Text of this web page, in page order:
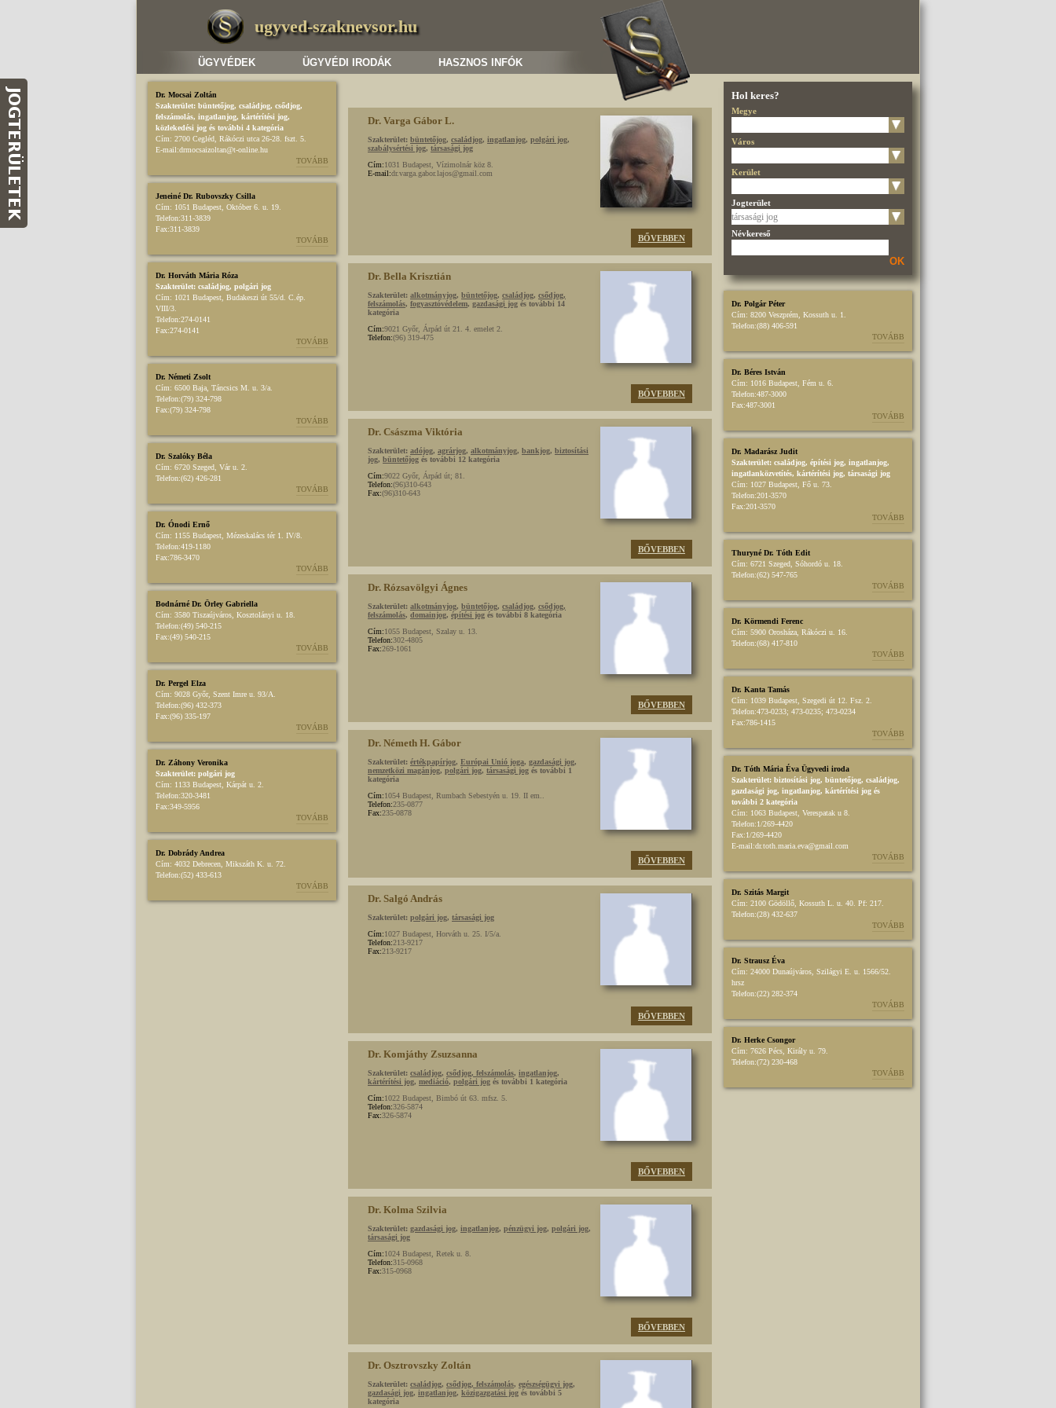
ugyved-szaknevsor.hu
ÜGYVÉDEK ÜGYVÉDI IRODÁK HASZNOS INFÓK
Dr. Mocsai Zoltán
Szakterület: büntetőjog, családjog, csődjog,
felszámolás, ingatlanjog, kártérítési jog,
közlekedési jog és további 4 kategória
Cím: 2700 Cegléd, Rákóczi utca 26-28. fszt. 5.
E-mail:drmocsaizoltan@t-online.hu
TOVÁBB
Jeneiné Dr. Rubovszky Csilla
Cím: 1051 Budapest, Október 6. u. 19.
Telefon:311-3839
Fax:311-3839
TOVÁBB
Dr. Horváth Mária Róza
Szakterület: családjog, polgári jog
Cím: 1021 Budapest, Budakeszi út 55/d. C.ép.
VIII/3.
Telefon:274-0141
Fax:274-0141
TOVÁBB
Dr. Németi Zsolt
Cím: 6500 Baja, Táncsics M. u. 3/a.
Telefon:(79) 324-798
Fax:(79) 324-798
TOVÁBB
Dr. Szalóky Béla
Cím: 6720 Szeged, Vár u. 2.
Telefon:(62) 426-281
TOVÁBB
Dr. Ónodi Ernő
Cím: 1155 Budapest, Mézeskalács tér 1. IV/8.
Telefon:419-1180
Fax:786-3470
TOVÁBB
Bodnárné Dr. Örley Gabriella
Cím: 3580 Tiszaújváros, Kosztolányi u. 18.
Telefon:(49) 540-215
Fax:(49) 540-215
TOVÁBB
Dr. Pergel Elza
Cím: 9028 Győr, Szent Imre u. 93/A.
Telefon:(96) 432-373
Fax:(96) 335-197
TOVÁBB
Dr. Záhony Veronika
Szakterület: polgári jog
Cím: 1133 Budapest, Kárpát u. 2.
Telefon:320-3481
Fax:349-5956
TOVÁBB
Dr. Dobrády Andrea
Cím: 4032 Debrecen, Mikszáth K. u. 72.
Telefon:(52) 433-613
TOVÁBB
Dr. Varga Gábor L.
Szakterület: büntetőjog, családjog, ingatlanjog, polgári jog,
szabálysértési jog, társasági jog
Cím:1031 Budapest, Vízimolnár köz 8.
E-mail:dr.varga.gabor.lajos@gmail.com
BŐVEBBEN
Dr. Bella Krisztián
Szakterület: alkotmányjog, büntetőjog, családjog, csődjog,
felszámolás, fogyasztóvédelem, gazdasági jog és további 14
kategória
Cím:9021 Győr, Árpád út 21. 4. emelet 2.
Telefon:(96) 319-475
BŐVEBBEN
Dr. Császma Viktória
Szakterület: adójog, agrárjog, alkotmányjog, bankjog, biztosítási
jog, büntetőjog és további 12 kategória
Cím:9022 Győr, Árpád út; 81.
Telefon:(96)310-643
Fax:(96)310-643
BŐVEBBEN
Dr. Rózsavölgyi Ágnes
Szakterület: alkotmányjog, büntetőjog, családjog, csődjog,
felszámolás, domainjog, építési jog és további 8 kategória
Cím:1055 Budapest, Szalay u. 13.
Telefon:302-4805
Fax:269-1061
BŐVEBBEN
Dr. Németh H. Gábor
Szakterület: értékpapírjog, Európai Unió joga, gazdasági jog,
nemzetközi magánjog, polgári jog, társasági jog és további 1
kategória
Cím:1054 Budapest, Rumbach Sebestyén u. 19. II em..
Telefon:235-0877
Fax:235-0878
BŐVEBBEN
Dr. Salgó András
Szakterület: polgári jog, társasági jog
Cím:1027 Budapest, Horváth u. 25. I/5/a.
Telefon:213-9217
Fax:213-9217
BŐVEBBEN
Dr. Komjáthy Zsuzsanna
Szakterület: családjog, csődjog, felszámolás, ingatlanjog,
kártérítési jog, mediáció, polgári jog és további 1 kategória
Cím:1022 Budapest, Bimbó út 63. mfsz. 5.
Telefon:326-5874
Fax:326-5874
BŐVEBBEN
Dr. Kolma Szilvia
Szakterület: gazdasági jog, ingatlanjog, pénzügyi jog, polgári jog,
társasági jog
Cím:1024 Budapest, Retek u. 8.
Telefon:315-0968
Fax:315-0968
BŐVEBBEN
Dr. Osztrovszky Zoltán
Szakterület: családjog, csődjog, felszámolás, egészségügyi jog,
gazdasági jog, ingatlanjog, közigazgatási jog és további 5
kategória
Hol keres?
Megye
Város
Kerület
Jogterület
Névkereső
OK
Dr. Polgár Péter
Cím: 8200 Veszprém, Kossuth u. 1.
Telefon:(88) 406-591
TOVÁBB
Dr. Béres István
Cím: 1016 Budapest, Fém u. 6.
Telefon:487-3000
Fax:487-3001
TOVÁBB
Dr. Madarász Judit
Szakterület: családjog, építési jog, ingatlanjog,
ingatlanközvetítés, kártérítési jog, társasági jog
Cím: 1027 Budapest, Fő u. 73.
Telefon:201-3570
Fax:201-3570
TOVÁBB
Thuryné Dr. Tóth Edit
Cím: 6721 Szeged, Sóhordó u. 18.
Telefon:(62) 547-765
TOVÁBB
Dr. Körmendi Ferenc
Cím: 5900 Orosháza, Rákóczi u. 16.
Telefon:(68) 417-810
TOVÁBB
Dr. Kanta Tamás
Cím: 1039 Budapest, Szegedi út 12. Fsz. 2.
Telefon:473-0233; 473-0235; 473-0234
Fax:786-1415
TOVÁBB
Dr. Tóth Mária Éva Ügyvedi iroda
Szakterület: biztosítási jog, büntetőjog, családjog,
gazdasági jog, ingatlanjog, kártérítési jog és
további 2 kategória
Cím: 1063 Budapest, Verespatak u 8.
Telefon:1/269-4420
Fax:1/269-4420
E-mail:dr.toth.maria.eva@gmail.com
TOVÁBB
Dr. Szitás Margit
Cím: 2100 Gödöllő, Kossuth L. u. 40. Pf: 217.
Telefon:(28) 432-637
TOVÁBB
Dr. Strausz Éva
Cím: 24000 Dunaújváros, Szilágyi E. u. 1566/52.
hrsz
Telefon:(22) 282-374
TOVÁBB
Dr. Herke Csongor
Cím: 7626 Pécs, Király u. 79.
Telefon:(72) 230-468
TOVÁBB